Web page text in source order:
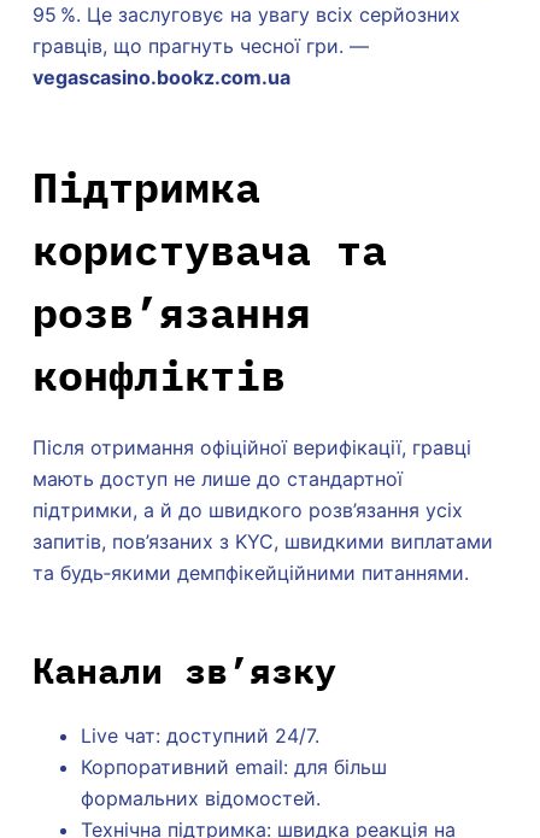
95 %. Це заслуговує на увагу всіх серйозних
гравців, що прагнуть чесної гри. —
vegascasino.bookz.com.ua
Підтримка
користувача та
розв’язання
конфліктів
Після отримання офіційної верифікації, гравці
мають доступ не лише до стандартної
підтримки, а й до швидкого розв’язання усіх
запитів, пов’язаних з KYC, швидкими виплатами
та будь‑якими демпфікейційними питаннями.
Канали зв’язку
Live чат: доступний 24/7.
Корпоративний email: для більш
формальних відомостей.
Технічна підтримка: швидка реакція на